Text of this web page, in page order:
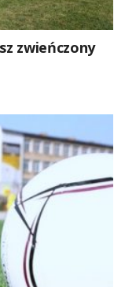
zwieńczony